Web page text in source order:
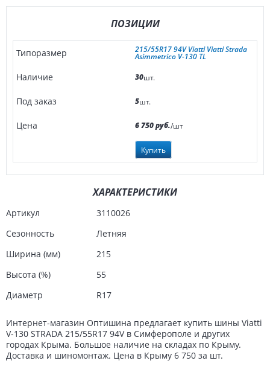
ПОЗИЦИИ
215/55R17 94V Viatti Viatti Strada
Asimmetrico V-130 TL
30шт.
5шт.
6 750 руб./шт
Купить
ХАРАКТЕРИСТИКИ
Артикул
3110026
Сезонность
Летняя
Ширина (мм)
215
Высота (%)
55
Диаметр
R17
Интернет-магазин Оптишина предлагает купить шины Viatti
V-130 STRADA 215/55R17 94V в Симферополе и других
городах Крыма. Большое наличие на складах по Крыму.
Доставка и шиномонтаж. Цена в Крыму 6 750 за шт.